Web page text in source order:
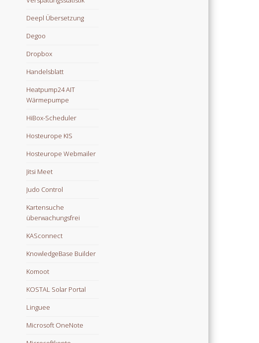
Deepl Übersetzung
Degoo
Dropbox
Handelsblatt
Heatpump24 AIT
Wärmepumpe
HiBox-Scheduler
Hosteurope KIS
Hosteurope Webmailer
Jitsi Meet
Judo Control
Kartensuche
überwachungsfrei
KASconnect
KnowledgeBase Builder
Komoot
KOSTAL Solar Portal
Linguee
Microsoft OneNote